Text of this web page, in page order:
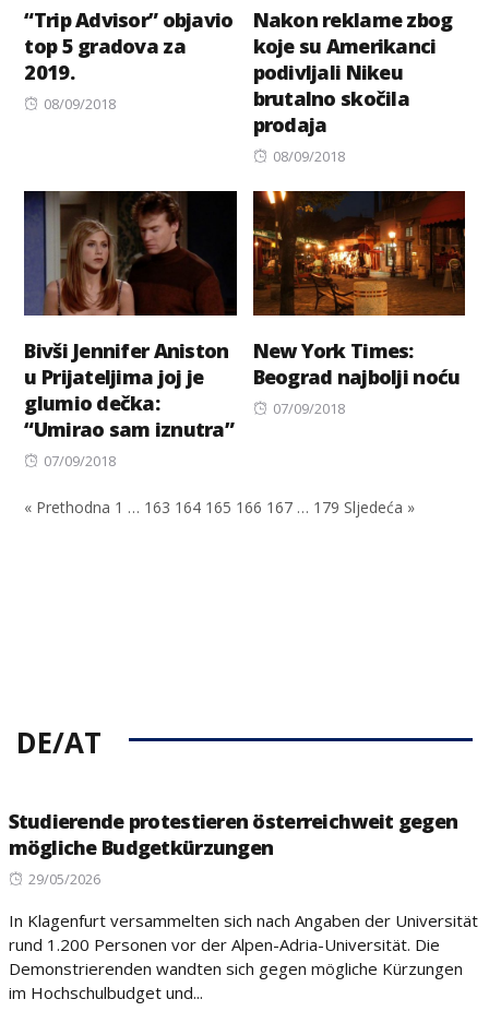
“Trip Advisor” objavio
top 5 gradova za
2019.
Posted
08/09/2018
Nakon reklame zbog
koje su Amerikanci
podivljali Nikeu
brutalno skočila
prodaja
Posted
08/09/2018
Bivši Jennifer Aniston
u Prijateljima joj je
glumio dečka:
“Umirao sam iznutra”
Posted
07/09/2018
New York Times:
Beograd najbolji noću
Posted
07/09/2018
« Prethodna 1 … 163 164 165 166 167 … 179 Sljedeća »
DE/AT
Studierende protestieren österreichweit gegen
mögliche Budgetkürzungen
Posted
29/05/2026
In Klagenfurt versammelten sich nach Angaben der Universität
rund 1.200 Personen vor der Alpen-Adria-Universität. Die
Demonstrierenden wandten sich gegen mögliche Kürzungen
im Hochschulbudget und...